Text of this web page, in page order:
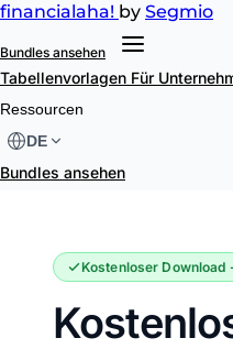
financialaha! by Segmio
Bundles ansehen
Tabellenvorlagen Für
Ressourcen
DE
Bundles ansehen
Bilanz
Kostenloser Download